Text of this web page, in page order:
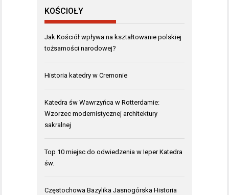
KOŚCIOŁY
Jak Kościół wpływa na kształtowanie polskiej
tożsamości narodowej?
Historia katedry w Cremonie
Katedra św Wawrzyńca w Rotterdamie:
Wzorzec modernistycznej architektury
sakralnej
Top 10 miejsc do odwiedzenia w Ieper Katedra
św.
Częstochowa Bazylika Jasnogórska Historia